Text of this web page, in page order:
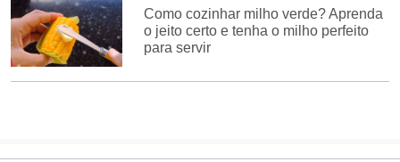
Como cozinhar milho verde? Aprenda
o jeito certo e tenha o milho perfeito
para servir